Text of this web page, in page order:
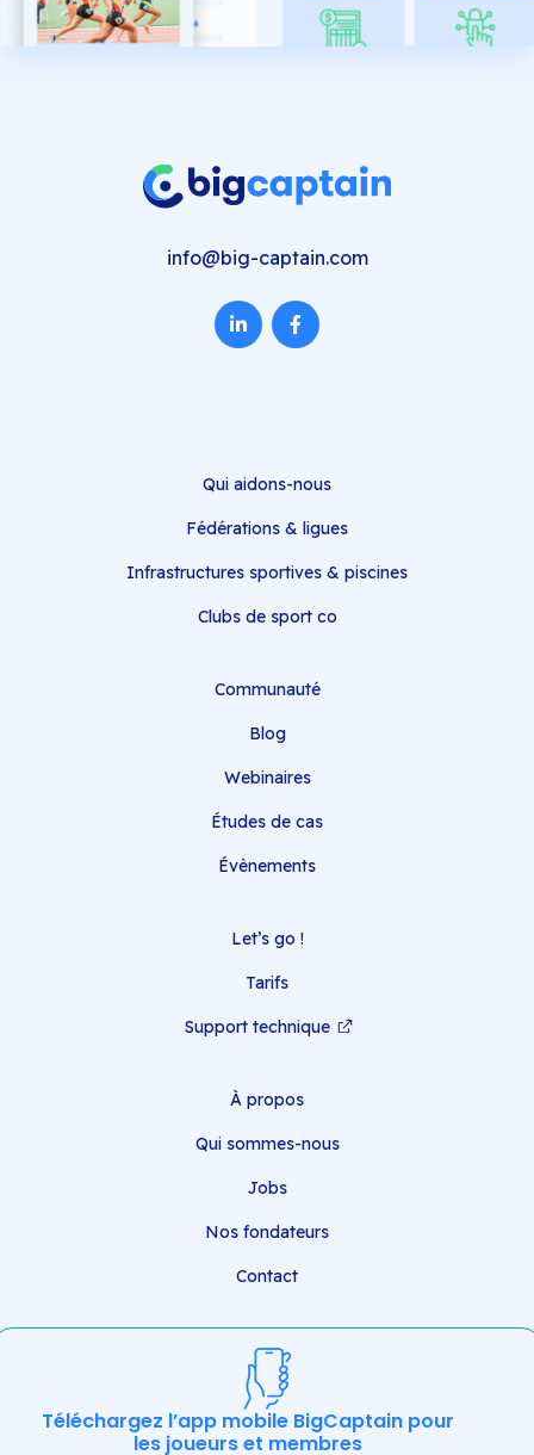
info@big-captain.com
Qui aidons-nous
Fédérations & ligues
Infrastructures sportives & piscines
Clubs de sport co
Communauté
Blog
Webinaires
Études de cas
Évènements
Let’s go !
Tarifs
Support technique
À propos
Qui sommes-nous
Jobs
Nos fondateurs
Contact
Téléchargez l’app mobile BigCaptain pour
les joueurs et membres